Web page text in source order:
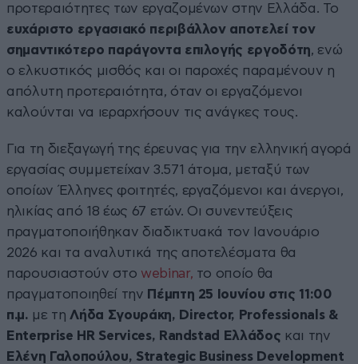
προτεραιότητες των εργαζομένων στην Ελλάδα. Το
ευχάριστο εργασιακό περιβάλλον αποτελεί τον
σημαντικότερο παράγοντα επιλογής εργοδότη, ενώ
ο ελκυστικός μισθός και οι παροχές παραμένουν η
απόλυτη προτεραιότητα, όταν οι εργαζόμενοι
καλούνται να ιεραρχήσουν τις ανάγκες τους.
Για τη διεξαγωγή της έρευνας για την ελληνική αγορά
εργασίας συμμετείχαν 3.571 άτομα, μεταξύ των
οποίων Έλληνες φοιτητές, εργαζόμενοι και άνεργοι,
ηλικίας από 18 έως 67 ετών. Οι συνεντεύξεις
πραγματοποιήθηκαν διαδικτυακά τον Ιανουάριο
2026 και τα αναλυτικά της αποτελέσματα θα
παρουσιαστούν στο webinar, το οποίο θα
πραγματοποιηθεί την Πέμπτη 25 Ιουνίου στις 11:00
π.μ. με τη Λήδα Σγουράκη, Director, Professionals &
Enterprise HR Services, Randstad Ελλάδος και την
Ελένη Γαλοπούλου, Strategic Business Development